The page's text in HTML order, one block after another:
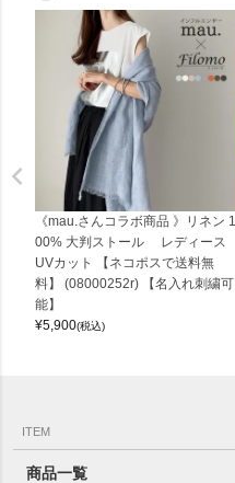
《mau.さんコラボ商品 》リネン 1
00% 大判ストール レディース
UVカット 【ネコポスで送料無
料】 (08000252r) 【名入れ刺繍可
能】
¥5,900(税込)
ITEM
商品一覧